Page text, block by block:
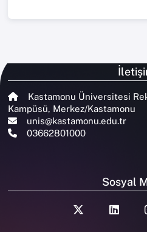
Kastamonu Üniversitesi
Kampüsü, Merkez/Kastamonu
unis@kastamonu.edu.tr
03662801000
Sosyal